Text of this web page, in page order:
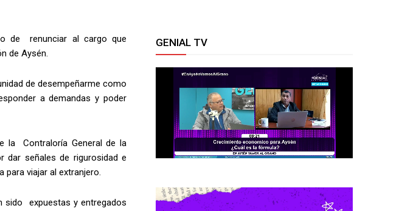
de renunciar al cargo que
de Aysén.
de desempeñarme como
a demandas y poder
la Contraloría General de la
señales de rigurosidad e
viajar al extranjero.
sido expuestas y entregados
GENIAL TV